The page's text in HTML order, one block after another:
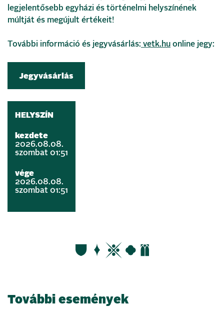
legjelentősebb egyházi és történelmi helyszínének
múltját és megújult értékeit!
További információ és jegyvásárlás: vetk.hu online jegy:
Jegyvásárlás
HELYSZÍN
kezdete
2026.08.08.
szombat 01:51
vége
2026.08.08.
szombat 01:51
További események